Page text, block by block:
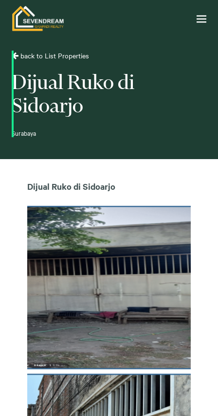
back to List Properties
Dijual Ruko di
Sidoarjo
Surabaya
Dijual Ruko di Sidoarjo